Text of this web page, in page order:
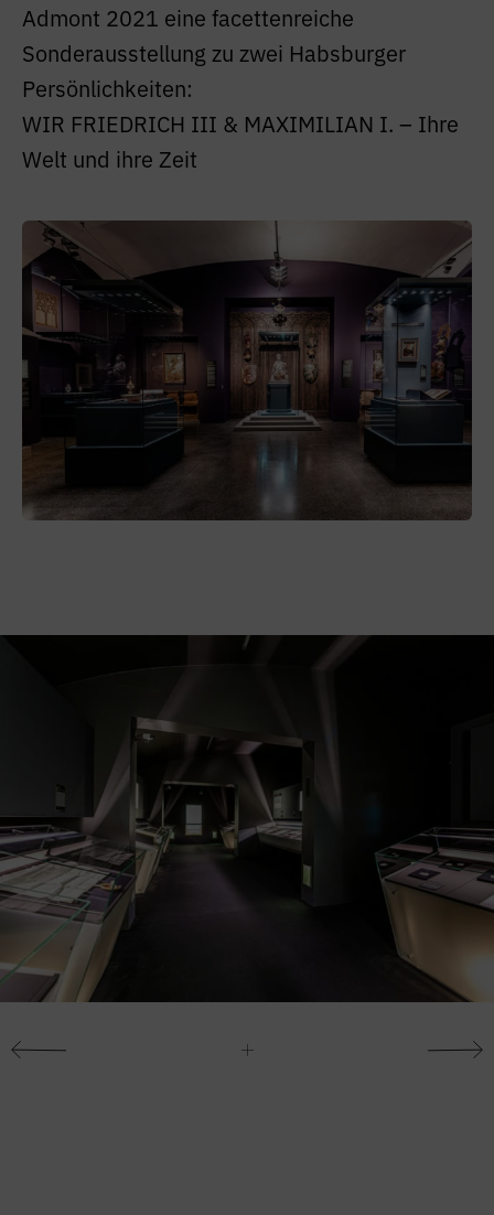
Admont 2021 eine facettenreiche
Sonderausstellung zu zwei Habsburger
Persönlichkeiten:
WIR FRIEDRICH III & MAXIMILIAN I. – Ihre
Welt und ihre Zeit